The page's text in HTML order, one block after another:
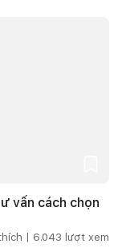
vấn cách chọn
| 6.043 lượt xem
thi công